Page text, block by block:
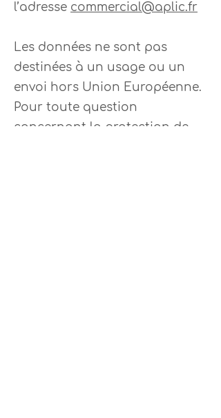
l’adresse commercial@aplic.fr
Les données ne sont pas
destinées à un usage ou un
envoi hors Union Européenne.
Pour toute question
concernant la protection de